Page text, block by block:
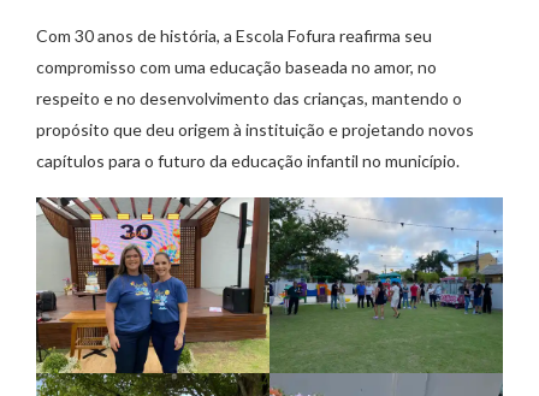
Com 30 anos de história, a Escola Fofura reafirma seu
compromisso com uma educação baseada no amor, no
respeito e no desenvolvimento das crianças, mantendo o
propósito que deu origem à instituição e projetando novos
capítulos para o futuro da educação infantil no município.